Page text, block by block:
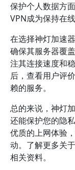
保护个人数据方
VPN成为保持在
在选择神灯加速
确保其服务器覆
注其连接速度和
后，查看用户评
赖的服务。
总的来说，神灯
还能保护您的隐
优质的上网体验
动。了解更多关
相关资料。